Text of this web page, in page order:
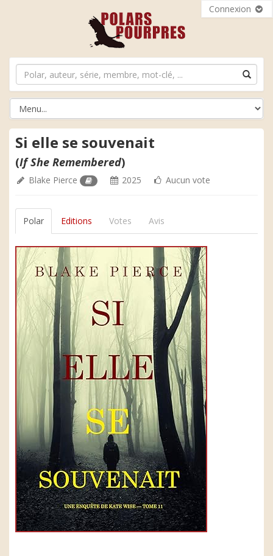
Connexion
Si elle se souvenait
(If She Remembered)
Blake Pierce 2025 Aucun vote
Polar Editions Votes Avis